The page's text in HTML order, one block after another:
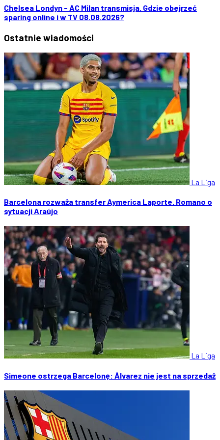
Chelsea Londyn - AC Milan transmisja. Gdzie obejrzeć
sparing online i w TV 08.08.2026?
Ostatnie wiadomości
La Liga
Barcelona rozważa transfer Aymerica Laporte. Romano o
sytuacji Araújo
La Liga
Simeone ostrzega Barcelonę: Álvarez nie jest na sprzedaż